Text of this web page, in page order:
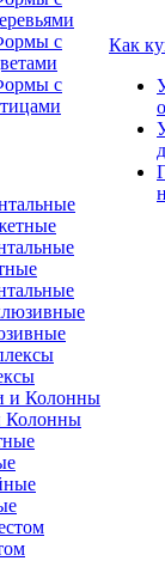
с
с
Колонны
Как